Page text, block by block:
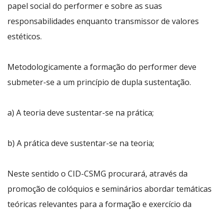
papel social do performer e sobre as suas
responsabilidades enquanto transmissor de valores
estéticos.
Metodologicamente a formação do performer deve
submeter-se a um princípio de dupla sustentação.
a) A teoria deve sustentar-se na prática;
b) A prática deve sustentar-se na teoria;
Neste sentido o CID-CSMG procurará, através da
promoção de colóquios e seminários abordar temáticas
teóricas relevantes para a formação e exercício da